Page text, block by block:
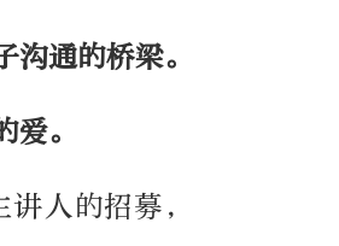
通的桥梁。
。
人的招募，